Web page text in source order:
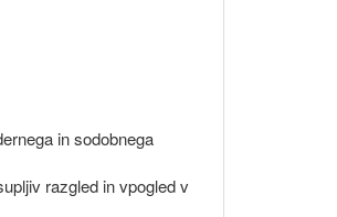
in sodobnega
razgled in vpogled v